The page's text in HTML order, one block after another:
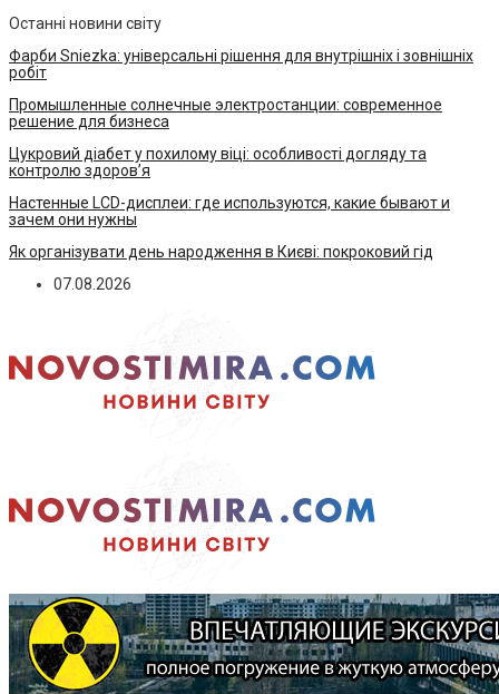
Останні новини світу
Фарби Sniezka: універсальні рішення для внутрішніх і зовнішніх
робіт
Промышленные солнечные электростанции: современное
решение для бизнеса
Цукровий діабет у похилому віці: особливості догляду та
контролю здоров’я
Настенные LCD-дисплеи: где используются, какие бывают и
зачем они нужны
Як організувати день народження в Києві: покроковий гід
07.08.2026